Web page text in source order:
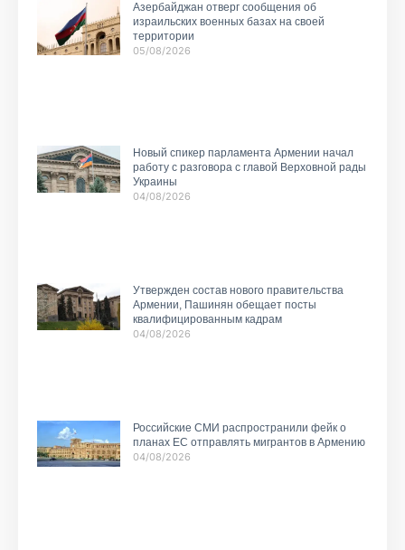
Азербайджан отверг сообщения об
израильских военных базах на своей
территории
05/08/2026
Новый спикер парламента Армении начал
работу с разговора с главой Верховной рады
Украины
04/08/2026
Утвержден состав нового правительства
Армении, Пашинян обещает посты
квалифицированным кадрам
04/08/2026
Российские СМИ распространили фейк о
планах ЕС отправлять мигрантов в Армению
04/08/2026